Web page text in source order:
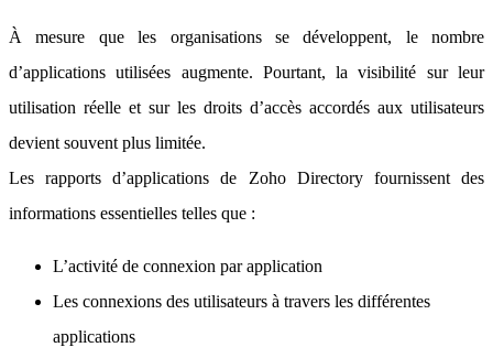
À mesure que les organisations se développent, le nombre
d’applications utilisées augmente. Pourtant, la visibilité sur leur
utilisation réelle et sur les droits d’accès accordés aux utilisateurs
devient souvent plus limitée.
Les rapports d’applications de Zoho Directory fournissent des
informations essentielles telles que :
L’activité de connexion par application
Les connexions des utilisateurs à travers les différentes
applications